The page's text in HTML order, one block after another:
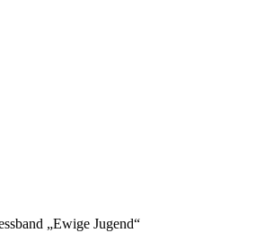
„Ewige Jugend“